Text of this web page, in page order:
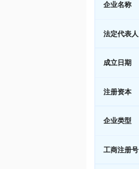
企业名称
法定代表人
成立日期
注册资本
企业类型
工商注册号